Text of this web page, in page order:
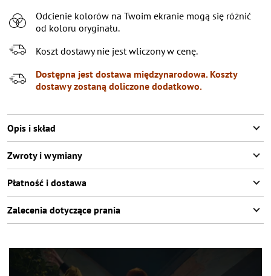
40
46
Odcienie kolorów na Twoim ekranie mogą się różnić
od koloru oryginału.
Koszt dostawy nie jest wliczony w cenę.
Dostępna jest dostawa międzynarodowa. Koszty
dostawy zostaną doliczone dodatkowo.
Opis i skład
Zwroty i wymiany
Płatność i dostawa
Zalecenia dotyczące prania